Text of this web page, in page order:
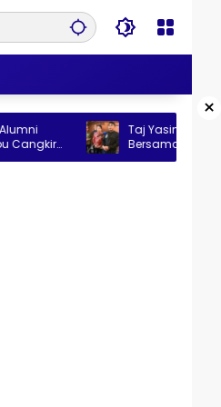
×
Taj Yasin Sebut Bullying
Bersama, Pencegahan
Keluarga hingga Pesantren